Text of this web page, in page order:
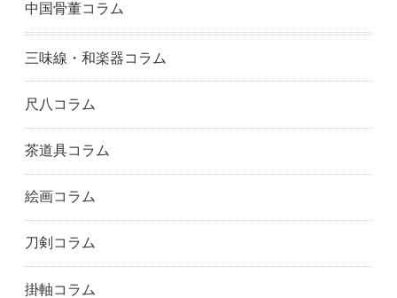
中国骨董コラム
三味線・和楽器コラム
尺八コラム
茶道具コラム
絵画コラム
刀剣コラム
掛軸コラム